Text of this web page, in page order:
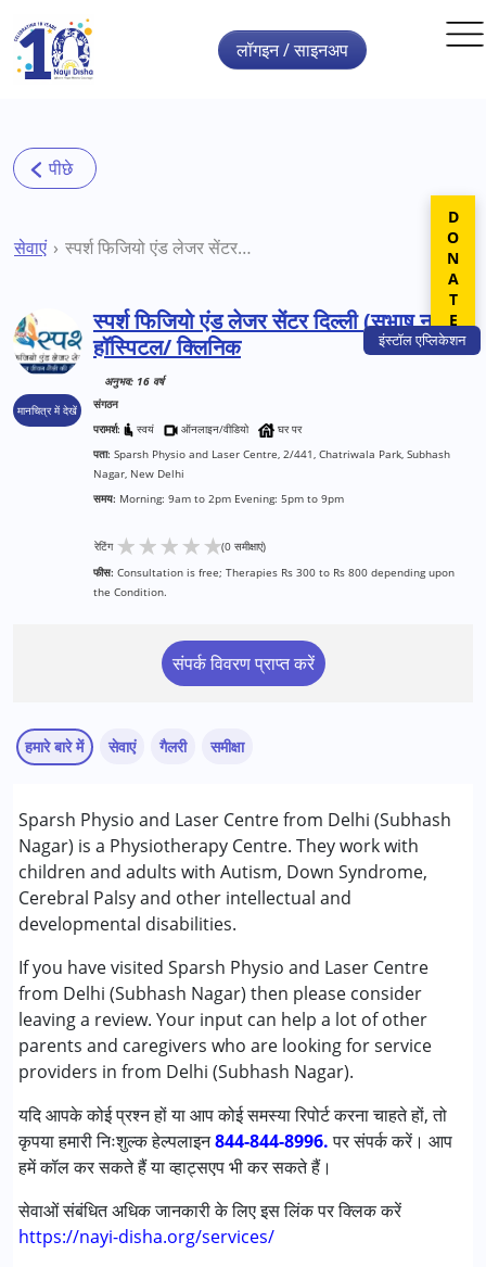
Skip to main content
इंस्टॉलएप्लिकेशन
लॉगइन / साइनअप
सेवाएं स्पर्श फिजियो एंड लेजर सेंटर दिल्ली (सुभाष नगर) हॉस्पिटल/ क्लिनिक
मानचित्र में देखें
स्पर्श फिजियो एंड लेजर सेंटर दिल्ली (सुभाष नगर)
हॉस्पिटल/ क्लिनिक
अनुभव: 16 वर्ष
संगठन
परामर्श:
स्वयं ऑनलाइन/वीडियो
घर पर
पता: Sparsh Physio and Laser Centre, 2/441, Chatriwala Park, Subhash
Nagar, New Delhi
समय: Morning: 9am to 2pm Evening: 5pm to 9pm
रेटिंग ★★★★★(0 समीक्षाएं)
फीस: Consultation is free; Therapies Rs 300 to Rs 800 depending upon
the Condition.
संपर्क विवरण प्राप्त करें
हमारे बारे में
Sparsh Physio and Laser Centre from Delhi (Subhash
Nagar) is a Physiotherapy Centre. They work with
children and adults with Autism, Down Syndrome,
Cerebral Palsy and other intellectual and
developmental disabilities.
If you have visited Sparsh Physio and Laser Centre
from Delhi (Subhash Nagar) then please consider
leaving a review. Your input can help a lot of other
parents and caregivers who are looking for service
providers in from Delhi (Subhash Nagar).
यदि आपके कोई प्रश्न हों या आप कोई समस्या रिपोर्ट करना चाहते हों, तो
कृपया हमारी निःशुल्क हेल्पलाइन844-844-8996.पर संपर्क करें। आप
हमें कॉल कर सकते हैं या व्हाट्सएप भी कर सकते हैं।
सेवाओं संबंधित अधिक जानकारी के लिए इस लिंक पर क्लिक करें
https://nayi-disha.org/services/
सेवाएं
फिजियोथेरेपी
निम्नलिखित विकलांगता संबंधित सेवाएं उपलब्ध :
अटेंशन डेफिसिट (हाइपरएक्टिविटी) डिसऑर्डर (एडीडी/एडीएचडी)
ऑटिज्म स्पेक्ट्रम डिसऑर्डर (ए एस डी )
सेरब्रल पाल्सी (सी पी )
डाउन सिंड्रोम (डी एस )
मिर्गी
फ़्रिजाइल एक्स सिंड्रोम
ग्लोबल डेवलपमेंटल डिले (एर्लियर टर्म वाज़ एमआर)
मल्टिपल डिसेबिलिटीज़ (एमडी)
सेंसरी प्रोसेसिंग डिसऑर्डर (SPD)
अंडायग्नोज्ड
years
लिंगमहिला, पुरुष
गैलरी समीक्षा
DONATE